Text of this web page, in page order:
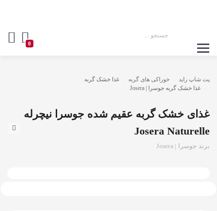
0
پت شاپ راید خوراکی های گربه
غذا خشک گربه
غذا خشک گربه جوسرا | Josera
غذای خشک گربه عقیم شده جوسرا نیچرله
Josera Naturelle
برند جوسرا | Josera